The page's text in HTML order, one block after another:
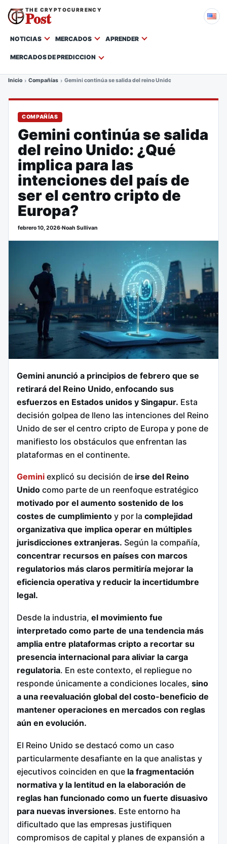
THE CRYPTOCURRENCY
Post
NOTICIAS MERCADOS APRENDER
MERCADOS DE PREDICCION
Inicio Compañías Gemini continúa se salida del reino Unido: ¿Qué implica para
COMPAÑÍAS
Gemini continúa se salida
del reino Unido: ¿Qué
implica para las
intenciones del país de
ser el centro cripto de
Europa?
febrero 10, 2026·Noah Sullivan
Gemini anunció a principios de febrero que se
retirará del Reino Unido, enfocando sus
esfuerzos en Estados unidos y Singapur. Esta
decisión golpea de lleno las intenciones del Reino
Unido de ser el centro cripto de Europa y pone de
manifiesto los obstáculos que enfrentan las
plataformas en el continente.
Gemini explicó su decisión de irse del Reino
Unido como parte de un reenfoque estratégico
motivado por el aumento sostenido de los
costes de cumplimiento y por la complejidad
organizativa que implica operar en múltiples
jurisdicciones extranjeras. Según la compañía,
concentrar recursos en países con marcos
regulatorios más claros permitiría mejorar la
eficiencia operativa y reducir la incertidumbre
legal.
Desde la industria, el movimiento fue
interpretado como parte de una tendencia más
amplia entre plataformas cripto a recortar su
presencia internacional para aliviar la carga
regulatoria. En este contexto, el repliegue no
responde únicamente a condiciones locales, sino
a una reevaluación global del costo-beneficio de
mantener operaciones en mercados con reglas
aún en evolución.
El Reino Unido se destacó como un caso
particularmente desafiante en la que analistas y
ejecutivos coinciden en que la fragmentación
normativa y la lentitud en la elaboración de
reglas han funcionado como un fuerte disuasivo
para nuevas inversiones. Este entorno ha
dificultado que las empresas justifiquen
compromisos de capital y planes de expansión a